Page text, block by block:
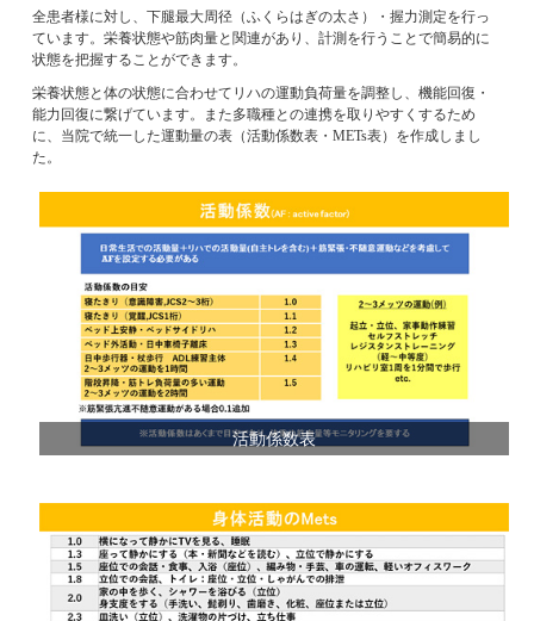
全患者様に対し、下腿最大周径（ふくらはぎの太さ）・握力測定を行っ
ています。栄養状態や筋肉量と関連があり、計測を行うことで簡易的に
状態を把握することができます。
栄養状態と体の状態に合わせてリハの運動負荷量を調整し、機能回復・
能力回復に繋げています。また多職種との連携を取りやすくするため
に、当院で統一した運動量の表（活動係数表・METs表）を作成しまし
た。
活動係数表